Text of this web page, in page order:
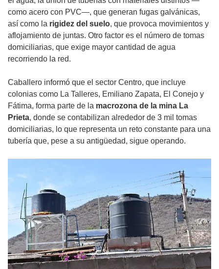
como acero con PVC—, que generan fugas galvánicas,
así como la rigidez del suelo, que provoca movimientos y
aflojamiento de juntas. Otro factor es el número de tomas
domiciliarias, que exige mayor cantidad de agua
recorriendo la red.
Caballero informó que el sector Centro, que incluye
colonias como La Talleres, Emiliano Zapata, El Conejo y
Fátima, forma parte de la macrozona de la mina La
Prieta, donde se contabilizan alrededor de 3 mil tomas
domiciliarias, lo que representa un reto constante para una
tubería que, pese a su antigüedad, sigue operando.